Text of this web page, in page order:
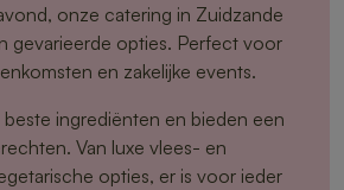
onze catering in Zuidzande
gevarieerde opties. Perfect voor
en zakelijke events.
ingrediënten en bieden een
Van luxe vlees- en
opties, er is voor ieder